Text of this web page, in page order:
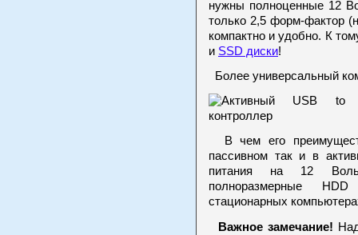
нужны полноценные 12
только 2,5 форм-фактор
компактно и удобно. К
и SSD диски!
Более универсальный
В чем его
пассивном так и в
питания на 12
полноразмерные
стационарных
Важное замечание!